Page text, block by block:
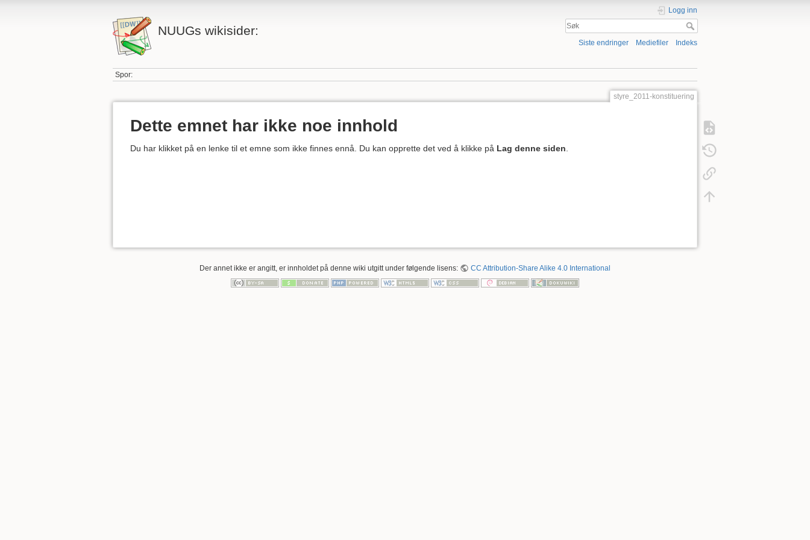
NUUGs wikisider:
Logg inn
Siste endringer Mediefiler Indeks
Spor:
styre_2011-konstituering
Dette emnet har ikke noe innhold
Du har klikket på en lenke til et emne som ikke finnes ennå. Du kan opprette det ved å klikke på Lag denne siden.
Der annet ikke er angitt, er innholdet på denne wiki utgitt under følgende lisens: CC Attribution-Share Alike 4.0 International